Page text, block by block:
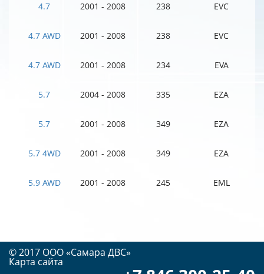
4.7 2001 - 2008 238 EVC
4.7 AWD 2001 - 2008 238 EVC
4.7 AWD 2001 - 2008 234 EVA
5.7 2004 - 2008 335 EZA
5.7 2001 - 2008 349 EZA
5.7 4WD 2001 - 2008 349 EZA
5.9 AWD 2001 - 2008 245 EML
© 2017 OOO «Самара ДВС»
Карта сайта